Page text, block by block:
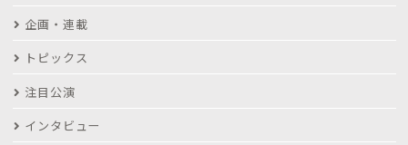
企画・連載
トピックス
注目公演
インタビュー